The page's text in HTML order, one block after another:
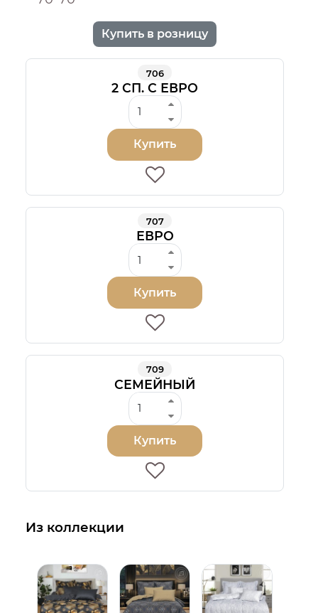
Купить в розницу
706
2 СП. С ЕВРО
Купить
707
ЕВРО
Купить
709
СЕМЕЙНЫЙ
Купить
Из коллекции